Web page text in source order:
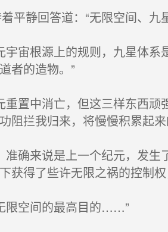
平静回答道：“无限空间、
宙根源上的规则，九星体
者的造物。”
置中消亡，但这三样东西
阻拦我归来，将慢慢积累起
来说是上一个纪元，发生
获得了些许无限之祸的控制
空间的最高目的……”